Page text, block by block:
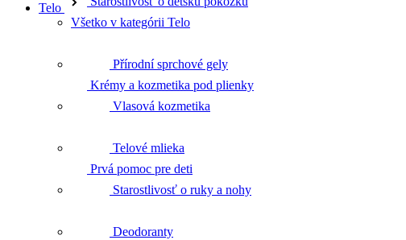
Krémy a kozmetika pod plienky
Prvá pomoc pre deti
Přírodní sprchové gely
Telo
Všetko v kategórii Telo
Přírodní sprchové gely
Vlasová kozmetika
Telové mlieka
Starostlivosť o ruky a nohy
Deodoranty